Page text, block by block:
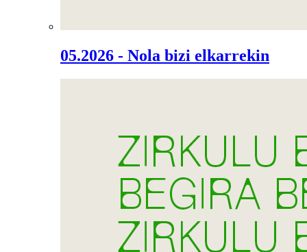
05.2026 - Nola bizi elkarrekin